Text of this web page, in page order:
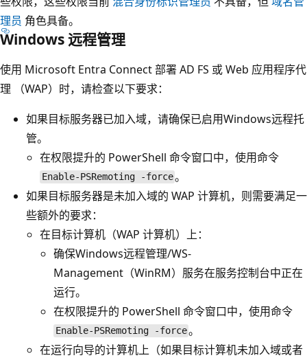
理员 角色具备。
Windows 远程管理
使用 Microsoft Entra Connect 部署 AD FS 或 Web 应用程序代
理 （WAP）时，请检查以下要求：
如果目标服务器已加入域，请确保已启用Windows远程托
管。
在权限提升的 PowerShell 命令窗口中，使用命令
Enable-PSRemoting -force。
如果目标服务器是未加入域的 WAP 计算机，则需要满足一
些额外的要求：
在目标计算机（WAP 计算机）上：
确保Windows远程管理/WS-
Management（WinRM）服务在服务控制台中正在
运行。
在权限提升的 PowerShell 命令窗口中，使用命令
Enable-PSRemoting -force。
在运行向导的计算机上（如果目标计算机未加入域或者